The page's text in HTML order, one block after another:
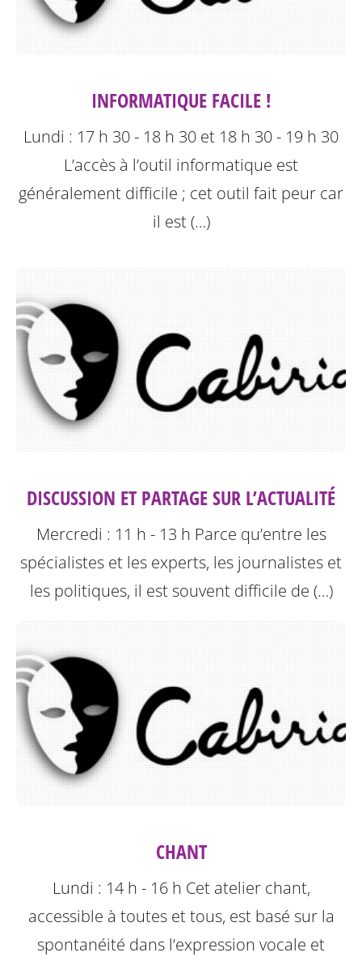
INFORMATIQUE FACILE !
Lundi : 17 h 30 - 18 h 30 et 18 h 30 - 19 h 30
L’accès à l’outil informatique est
généralement difficile ; cet outil fait peur car
il est (…)
DISCUSSION ET PARTAGE SUR L’ACTUALITÉ
Mercredi : 11 h - 13 h Parce qu’entre les
spécialistes et les experts, les journalistes et
les politiques, il est souvent difficile de (…)
CHANT
Lundi : 14 h - 16 h Cet atelier chant,
accessible à toutes et tous, est basé sur la
spontanéité dans l’expression vocale et